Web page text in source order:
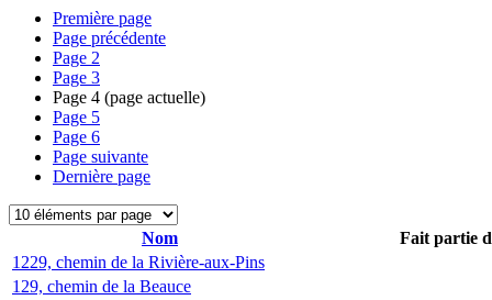
Première page
Page précédente
Page 2
Page 3
Page 4 (page actuelle)
Page 5
Page 6
Page suivante
Dernière page
Nom
Fait partie
1229, chemin de la Rivière-aux-Pins
129, chemin de la Beauce